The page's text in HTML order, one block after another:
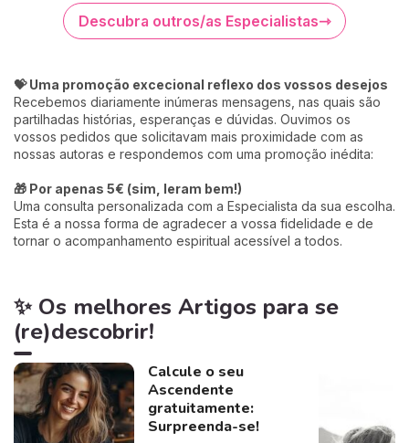
Descubra outros/as Especialistas
💝 Uma promoção excecional reflexo dos vossos desejos
Recebemos diariamente inúmeras mensagens, nas quais são
partilhadas histórias, esperanças e dúvidas. Ouvimos os
vossos pedidos que solicitavam mais proximidade com as
nossas autoras e respondemos com uma promoção inédita:
🎁 Por apenas 5€ (sim, leram bem!)
Uma consulta personalizada com a Especialista da sua escolha.
Esta é a nossa forma de agradecer a vossa fidelidade e de
tornar o acompanhamento espiritual acessível a todos.
✨ Os melhores Artigos para se
(re)descobrir!
Calcule o seu
Ascendente
gratuitamente:
Surpreenda-se!